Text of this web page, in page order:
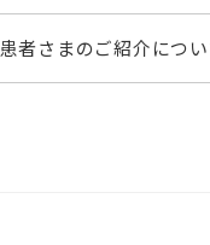
患者さまのご紹介につ